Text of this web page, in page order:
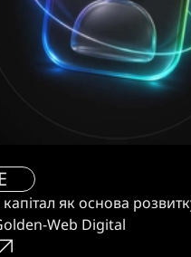
як основа
Web Digital